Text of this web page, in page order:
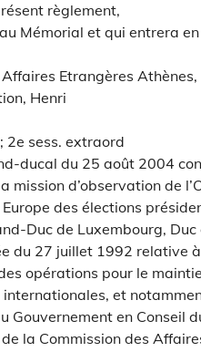
règlement,
Mémorial et qui entrera
Etrangères
Henri
2e sess. extraord
ducal du 25 août 2004
mission d’observation de
des élections
Duc de Luxembourg, Duc
du 27 juillet 1992 relative
opérations pour le
internationales, et
Gouvernement en Conseil
la Commission des